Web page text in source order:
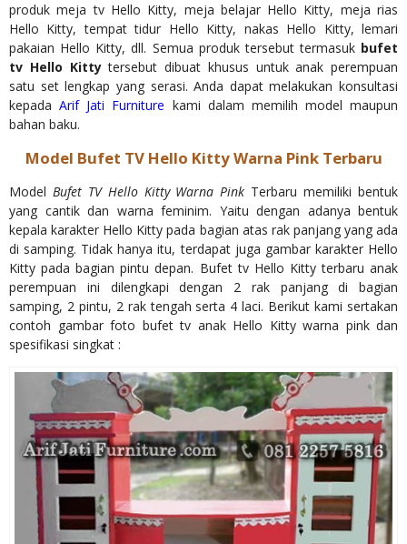
produk meja tv Hello Kitty, meja belajar Hello Kitty, meja rias
Hello Kitty, tempat tidur Hello Kitty, nakas Hello Kitty, lemari
pakaian Hello Kitty, dll. Semua produk tersebut termasuk bufet
tv Hello Kittytersebut dibuat khusus untuk anak perempuan
satu set lengkap yang serasi. Anda dapat melakukan konsultasi
kepadaArif Jati Furniture kami dalam memilih model maupun
bahan baku.
Model Bufet TV Hello Kitty Warna Pink Terbaru
Model Bufet TV Hello Kitty Warna Pink Terbaru memiliki bentuk
yang cantik dan warna feminim. Yaitu dengan adanya bentuk
kepala karakter Hello Kitty pada bagian atas rak panjang yang ada
di samping. Tidak hanya itu, terdapat juga gambar karakter Hello
Kitty pada bagian pintu depan. Bufet tv Hello Kitty terbaru anak
perempuan ini dilengkapi dengan 2 rak panjang di bagian
samping, 2 pintu, 2 rak tengah serta 4 laci. Berikut kami sertakan
contoh gambar foto bufet tv anak Hello Kitty warna pink dan
spesifikasi singkat :